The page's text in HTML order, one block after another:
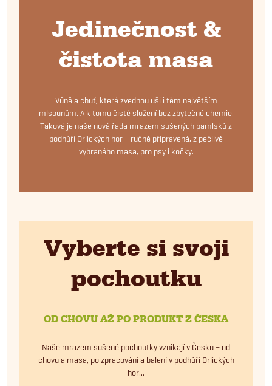
Jedinečnost &
čistota masa
Vůně a chuť, které zvednou uši i těm největším
mlsounům. A k tomu čisté složení bez zbytečné chemie.
Taková je naše nová řada mrazem sušených pamlsků z
podhůří Orlických hor – ručně připravená, z pečlivě
vybraného masa, pro psy i kočky.
Vyberte si svoji
pochoutku
OD CHOVU AŽ PO PRODUKT Z ČESKA
Naše mrazem sušené pochoutky vznikají v Česku – od
chovu a masa, po zpracování a balení v podhůří Orlických
hor...